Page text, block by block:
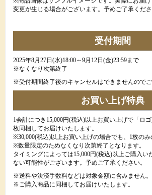
変更が生じる場合がございます。予めご了承くださ
受付期間
2025年8月27日(水)18:00～9月12日(金)23:59まで
​※なくなり次第終了
※受付期間終了後のキャンセルはできませんのでご
お買い上げ特典
1会計につき15,000円(税込)以上お買い上げで「ロ
枚同梱してお届けいたします。
※30,000(税込)以上お買い上げの場合でも、1枚のみ
※数量限定のためなくなり次第終了となります。
タイミングによっては15,000円(税込)以上ご購入い
ない可能性がございます。予めご了承ください。
※送料や決済手数料などは対象金額に含みません。
※ご購入商品に同梱してお届けいたします。